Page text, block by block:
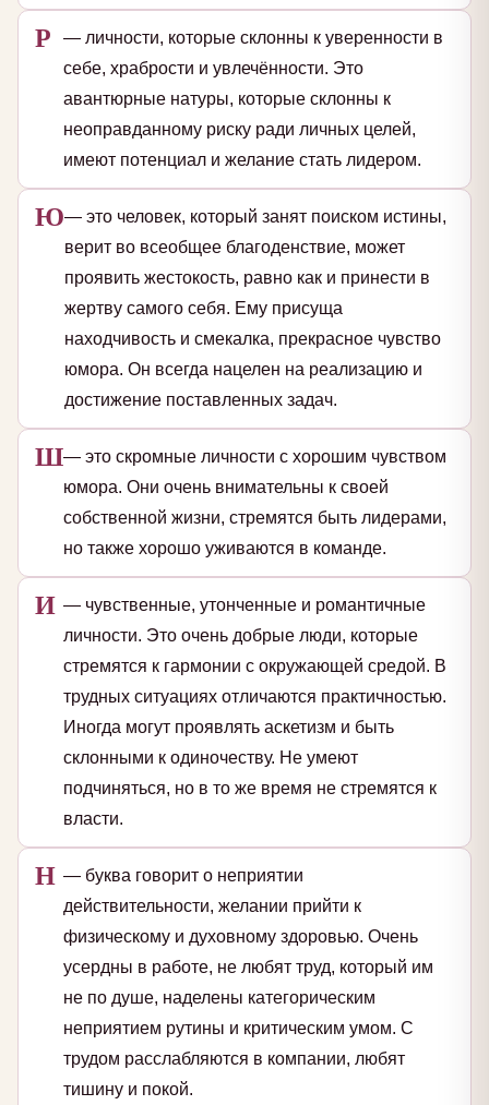
Р
— личности, которые склонны к уверенности в
себе, храбрости и увлечённости. Это
авантюрные натуры, которые склонны к
неоправданному риску ради личных целей,
имеют потенциал и желание стать лидером.
Ю— это человек, который занят поиском истины,
верит во всеобщее благоденствие, может
проявить жестокость, равно как и принести в
жертву самого себя. Ему присуща
находчивость и смекалка, прекрасное чувство
юмора. Он всегда нацелен на реализацию и
достижение поставленных задач.
Ш— это скромные личности с хорошим чувством
юмора. Они очень внимательны к своей
собственной жизни, стремятся быть лидерами,
но также хорошо уживаются в команде.
И — чувственные, утонченные и романтичные
личности. Это очень добрые люди, которые
стремятся к гармонии с окружающей средой. В
трудных ситуациях отличаются практичностью.
Иногда могут проявлять аскетизм и быть
склонными к одиночеству. Не умеют
подчиняться, но в то же время не стремятся к
власти.
Н — буква говорит о неприятии
действительности, желании прийти к
физическому и духовному здоровью. Очень
усердны в работе, не любят труд, который им
не по душе, наделены категорическим
неприятием рутины и критическим умом. С
трудом расслабляются в компании, любят
тишину и покой.